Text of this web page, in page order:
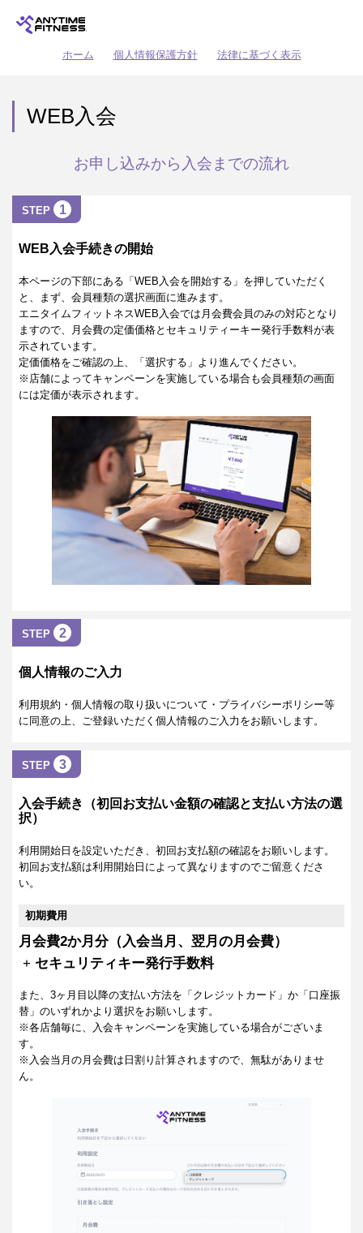
ホーム 個人情報保護方針 法律に基づく表示
WEB入会
お申し込みから入会までの流れ
STEP 1
WEB入会手続きの開始
本ページの下部にある「WEB入会を開始する」を押していただく
と、まず、会員種類の選択画面に進みます。
エニタイムフィットネスWEB入会では月会費会員のみの対応となり
ますので、月会費の定価価格とセキュリティーキー発行手数料が表
示されています。
定価価格をご確認の上、「選択する」より進んでください。
※店舗によってキャンペーンを実施している場合も会員種類の画面
には定価が表示されます。
STEP 2
個人情報のご入力
利用規約・個人情報の取り扱いについて・プライバシーポリシー等
に同意の上、ご登録いただく個人情報のご入力をお願いします。
STEP 3
入会手続き（初回お支払い金額の確認と支払い方法の選
択）
利用開始日を設定いただき、初回お支払額の確認をお願いします。
初回お支払額は利用開始日によって異なりますのでご留意くださ
い。
初期費用
月会費2か月分（入会当月、翌月の月会費）
+ セキュリティキー発行手数料
また、3ヶ月目以降の支払い方法を「クレジットカード」か「口座振
替」のいずれかより選択をお願いします。
※各店舗毎に、入会キャンペーンを実施している場合がございま
す。
※入会当月の月会費は日割り計算されますので、無駄がありませ
ん。